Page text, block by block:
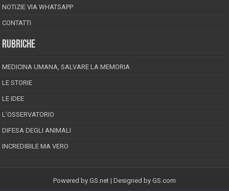
NOTIZIE VIA WHATSAPP
CONTATTI
RUBRICHE
MEDICINA UMANA, SALVARE LA MEMORIA
LE STORIE
LE IDEE
L’OSSERVATORIO
DIFESA DEGLI ANIMALI
INCREDIBILE MA VERO
Powered by GS.net | Designed by GS.com